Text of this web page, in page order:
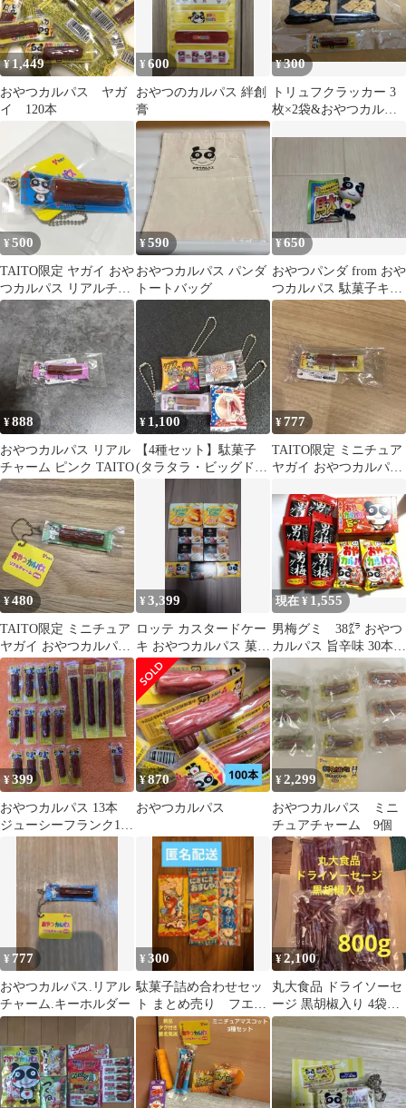
¥1,449
おやつカルパス ヤガ
イ 120本
¥600
おやつのカルパス 絆創
膏
¥300
トリュフクラッカー 3
枚×2袋&おやつカルパ
¥500
TAITO限定 ヤガイ おや
つカルパス リアルチャ
ーム キーホルダー
¥590
おやつカルパス パンダ
トートバッグ
¥650
おやつパンダ from おや
つカルパス 駄菓子キャ
ラクター マスコット 第
2弾
¥888
おやつカルパス リアル
チャーム ピンク TAITO
¥ 1,100
【4種セット】駄菓子
(タラタラ・ビッグドー
ス・コーラ餅)
¥777
TAITO限定 ミニチュア
ヤガイ おやつカルパス
ルダー
¥480
TAITO限定 ミニチュア
ヤガイ おやつカルパス
リアルチャーム キーホ
ルダー
¥3,399
ロッテ カスタードケー
キ おやつカルパス 菓子
詰め合わせ
現在 ¥ 1,555
男梅グミ 38㌘ おやつ
カルパス 旨辛味 30本
入 ミニおやつカルパ
ス20㌘
¥399
おやつカルパス 13本
ジューシーフランク1
¥870
おやつカルパス
¥2,299
おやつカルパス ミニ
チュアチャーム 9個
¥ 777
おやつカルパス.リアル
チャーム.キーホルダー
¥300
駄菓子詰め合わせセッ
ト まとめ売り フエラ
ムネ おやつカルパ
ス シャーベットペロ
¥2,100
丸大食品 ドライソーセ
ージ 黒胡椒入り 4袋セ
ット おやつカルパ